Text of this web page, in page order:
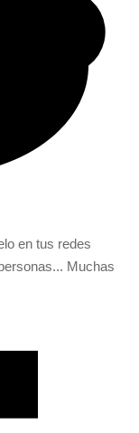
en tus redes
Muchas